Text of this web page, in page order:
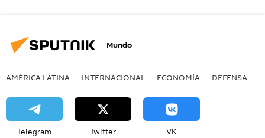
Mundo
AMÉRICA LATINA INTERNACIONAL ECONOMÍA DEFENSA
Telegram Twitter VK